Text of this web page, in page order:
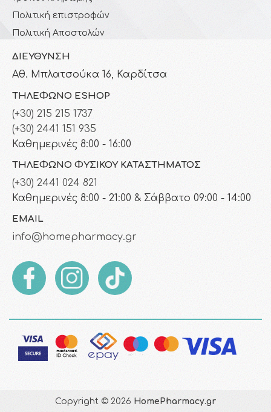
Πολιτική επιστροφών
Πολιτική Αποστολών
ΔΙΕΎΘΥΝΣΗ
Αθ. Μπλατσούκα 16, Καρδίτσα
ΤΗΛΈΦΩΝΟ ESHOP
(+30) 215 215 1737
(+30) 2441 151 935
Καθημερινές 8:00 - 16:00
ΤΗΛΈΦΩΝΟ ΦΥΣΙΚΟΎ ΚΑΤΑΣΤΉΜΑΤΟΣ
(+30) 2441 024 821
Καθημερινές 8:00 - 21:00 & Σάββατο 09:00 - 14:00
EMAIL
info@homepharmacy.gr
Copyright © 2026 HomePharmacy.gr